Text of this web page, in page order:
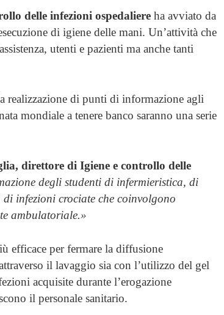
delle infezioni ospedaliere ha avviato da
di igiene delle mani. Un’attività che
utenti e pazienti ma anche tanti
realizzazione di punti di informazione agli
mondiale a tenere banco saranno una serie
direttore di Igiene e controllo delle
degli studenti di infermieristica, di
infezioni crociate che coinvolgono
ambulatoriale.»
efficace per fermare la diffusione
il lavaggio sia con l’utilizzo del gel
acquisite durante l’erogazione
il personale sanitario.